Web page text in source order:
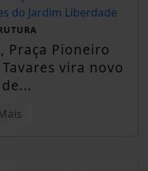
Praça Pioneiro
vira novo